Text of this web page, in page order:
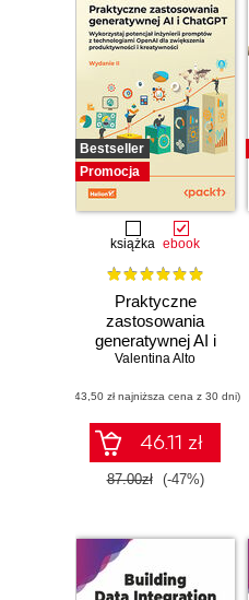
Bestseller
Promocja
książka ebook
Praktyczne
zastosowania
generatywnej AI i
ChatGPT.
potencjał inżynierii
promptów z
technologiami
OpenAI dla
zwiększenia
Wydanie II
Valentina Alto
(43,50 zł najniższa cena z 30 dni)
46.11 zł
87.00zł (-47%)